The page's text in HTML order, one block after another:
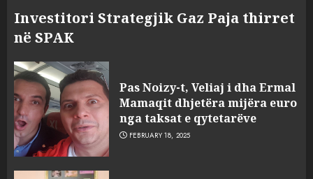
Investitori Strategjik Gaz Paja thirret
në SPAK
Pas Noizy-t, Veliaj i dha Ermal
Mamaqit dhjetëra mijëra euro
nga taksat e qytetarëve
FEBRUARY 18, 2025